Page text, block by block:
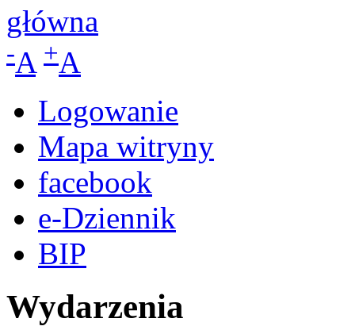
-A +A
Logowanie
Mapa witryny
facebook
e-Dziennik
BIP
Wydarzenia